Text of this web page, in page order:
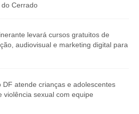
do Cerrado
levará cursos gratuitos de
audiovisual e marketing digital para
DF atende crianças e adolescentes
violência sexual com equipe